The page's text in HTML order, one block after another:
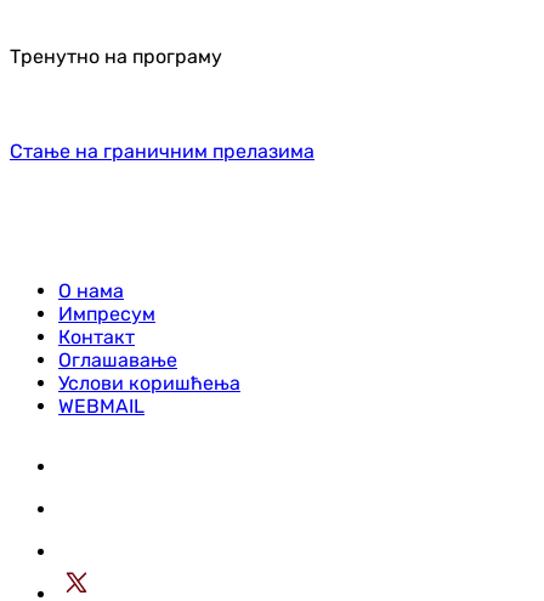
Тренутно на програму
Стање на граничним прелазима
О нама
Импресум
Контакт
Оглашавање
Услови коришћења
WEBMAIL